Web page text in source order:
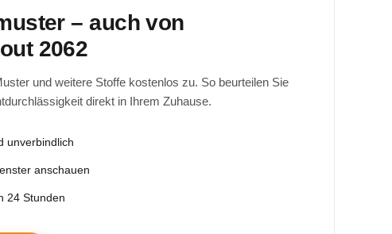
– auch von
2062
und weitere Stoffe kostenlos zu. So beurteilen Sie
direkt in Ihrem Zuhause.
unverbindlich
anschauen
24 Stunden